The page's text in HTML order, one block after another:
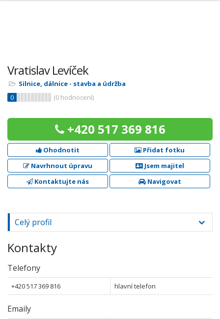
Vratislav Levíček
Silnice, dálnice - stavba a údržba
0
(0 hodnocení)
+420 517 369 816
Ohodnotit
Přidat fotku
Navrhnout úpravu
Jsem majitel
Kontaktujte nás
Navigovat
Celý profil
Kontakty
Telefony
+420 517 369 816 hlavní telefon
Emaily